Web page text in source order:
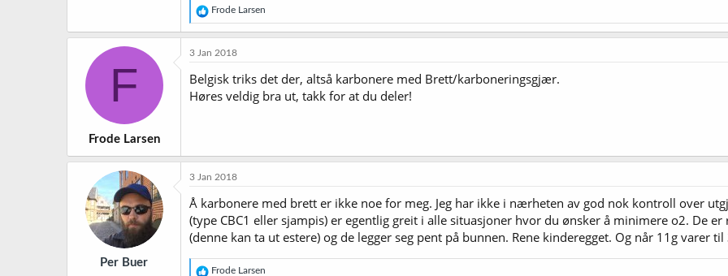
R
e
a
o
n
Frode Larsen
F
Frode Larsen
3 Jan 2018
Belgisk triks det der, altså karbonere med Brett/karboneringsgjær.
Høres veldig bra ut, takk for at du deler!
Per Buer
3 Jan 2018
Å karbonere med brett er ikke noe for meg. Jeg har ikke i nærheten av god nok kontroll over
(type CBC1 eller sjampis) er egentlig greit i alle situasjoner hvor du ønsker å minimere o2. De
(denne kan ta ut estere) og de legger seg pent på bunnen. Rene kinderegget. Og når 11g varer
R
Frode Larsen